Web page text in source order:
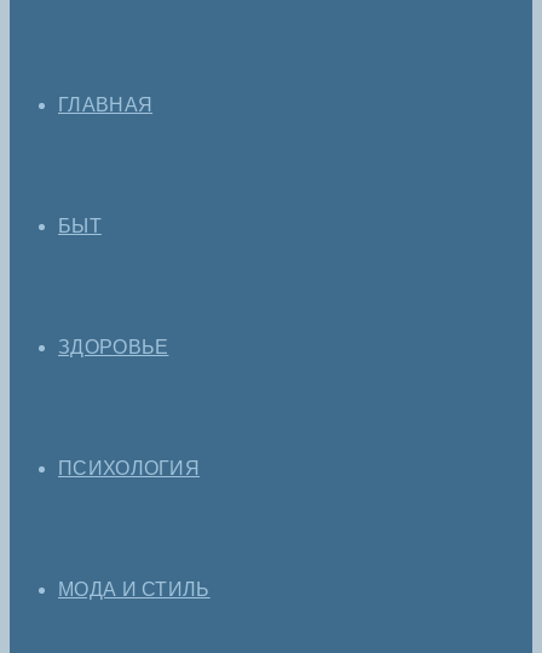
ГЛАВНАЯ
БЫТ
ЗДОРОВЬЕ
ПСИХОЛОГИЯ
МОДА И СТИЛЬ